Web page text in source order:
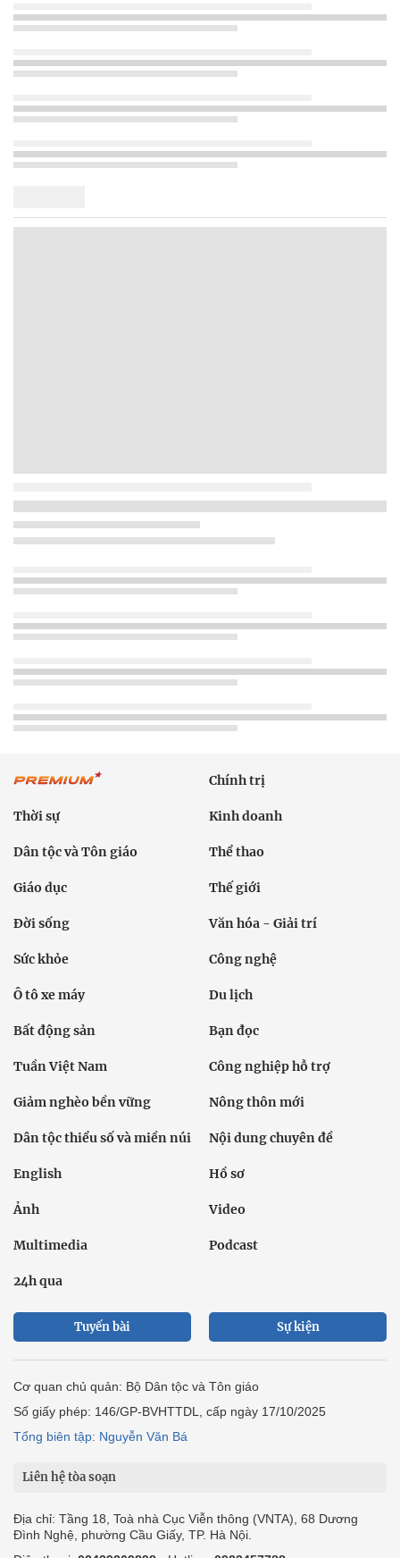
Chính trị
Thời sự Kinh doanh
Dân tộc và Tôn giáo Thể thao
Giáo dục Thế giới
Đời sống Văn hóa - Giải trí
Sức khỏe Công nghệ
Ô tô xe máy Du lịch
Bất động sản Bạn đọc
Tuần Việt Nam Công nghiệp hỗ trợ
Giảm nghèo bền vững Nông thôn mới
Dân tộc thiểu số và miền núi Nội dung chuyên đề
English Hồ sơ
Ảnh Video
Multimedia Podcast
24h qua
Tuyến bài Sự kiện
Cơ quan chủ quản: Bộ Dân tộc và Tôn giáo
Số giấy phép: 146/GP-BVHTTDL, cấp ngày 17/10/2025
Tổng biên tập: Nguyễn Văn Bá
Liên hệ tòa soạn
Địa chỉ: Tầng 18, Toà nhà Cục Viễn thông (VNTA), 68 Dương
Đình Nghệ, phường Cầu Giấy, TP. Hà Nội.